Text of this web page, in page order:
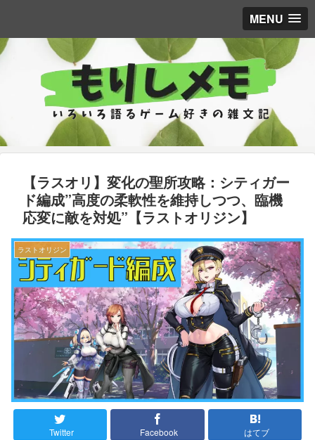
MENU
【ラスオリ】変化の聖所攻略：シティガー
ド編成”高度の柔軟性を維持しつつ、臨機
応変に敵を対処”【ラストオリジン】
ラストオリジン
Twitter Facebook はてブ